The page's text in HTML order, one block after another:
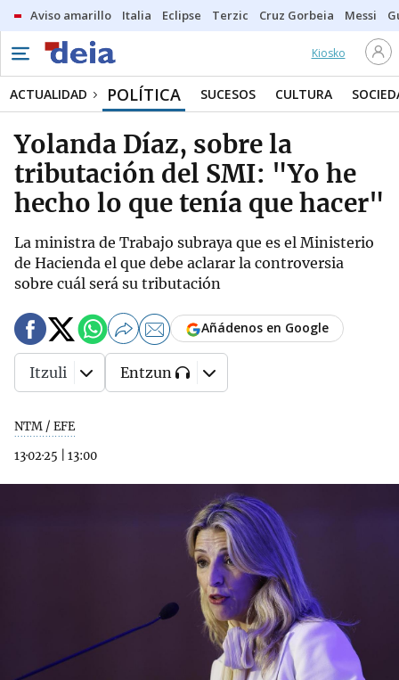
Aviso amarillo Italia Eclipse Terzic Cruz Gorbeia Messi
Kiosko
ACTUALIDAD POLÍTICA SUCESOS CULTURA
Yolanda Díaz, sobre la
tributación del SMI: "Yo he
hecho lo que tenía que hacer"
La ministra de Trabajo subraya que es el Ministerio
de Hacienda el que debe aclarar la controversia
sobre cuál será su tributación
NTM / EFE
13·02·25
13:00
Añádenos en Google
Itzuli Entzun